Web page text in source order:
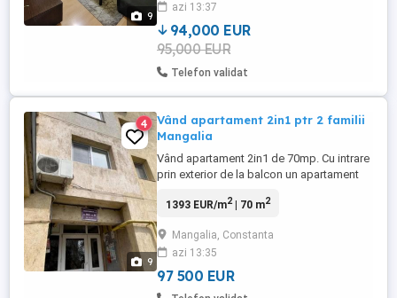
9
orasului..etc pret negociabil
azi 13:37
94,000 EUR
95,000 EUR
Telefon validat
9
4
Vând apartament 2in1 ptr 2 familii
Mangalia
Vând apartament 2in1 de 70mp. Cu intrare
prin exterior de la balcon un apartament
blocului o garsoniera de 25 mp .
,baie separată Gaze centrala branșat ,
renovat totul nou !!! in spate la banca BCR.
Str muncitorului ...
1393 EUR/m2| 70 m2
Mangalia, Constanta
azi 13:35
97 500 EUR